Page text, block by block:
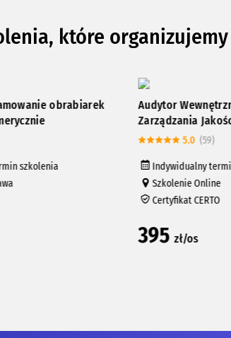
które organizujemy
obrabiarek
Audytor Wewnętrzny
Zarządzania Jakością
5.0 (59)
Indywidualny termin
Szkolenie Online
Certyfikat CERTO
395zł/os